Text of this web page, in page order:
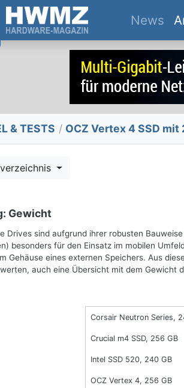
News
& TESTS / OCZ Vertex 4 SSD mit
Gewicht
Drives sind aufgrund ihrer robusten
besonders für den Einsatz im mobilen
Gehäuse eines externen Speichers. Aus
auch eine Übersicht mit dem Gewicht
Corsair Neutron Series,
Crucial m4 SSD, 256 GB
Intel SSD 520, 240 GB
OCZ Vertex 4, 256 GB